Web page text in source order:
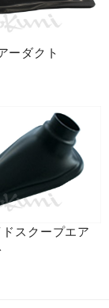
ーダクト
スクープエア